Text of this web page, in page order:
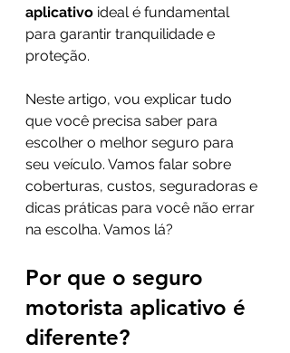
aplicativo ideal é fundamental
para garantir tranquilidade e
proteção.
Neste artigo, vou explicar tudo
que você precisa saber para
escolher o melhor seguro para
seu veículo. Vamos falar sobre
coberturas, custos, seguradoras e
dicas práticas para você não errar
na escolha. Vamos lá?
Por que o seguro
motorista aplicativo é
diferente?